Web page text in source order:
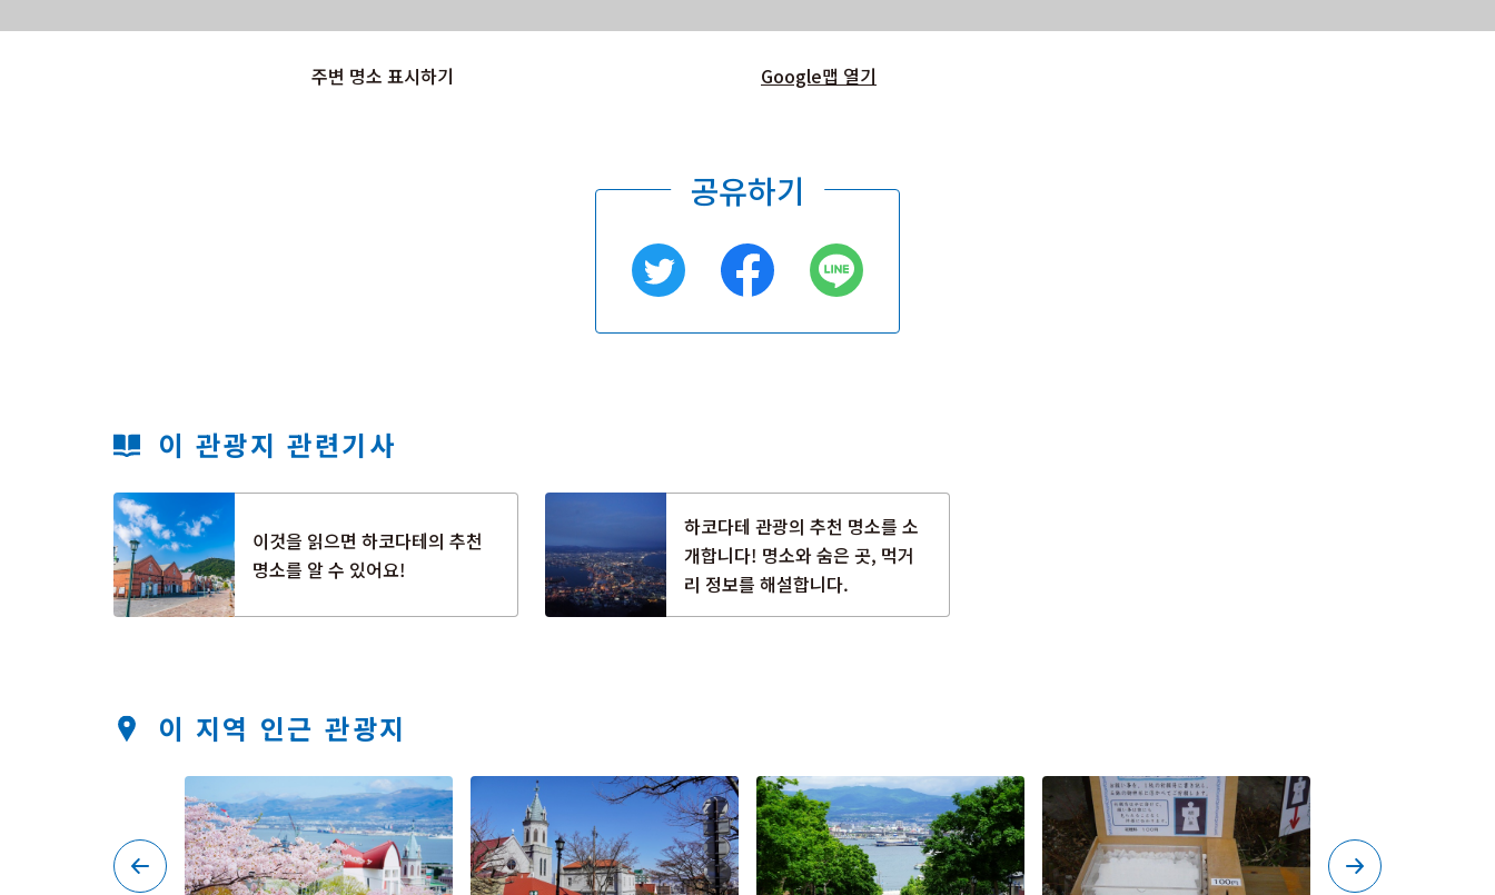
주변 명소 표시하기 Google맵 열기
공유하기
이 관광지 관련기사
이것을 읽으면 하코다테의 추천
명소를 알 수 있어요!
하코다테 관광의 추천 명소를 소
개합니다! 명소와 숨은 곳, 먹거
리 정보를 해설합니다.
이 지역 인근 관광지